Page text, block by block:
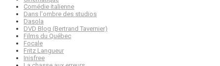
Comédie italienne
Dans l'ombre des studios
Dasola
DVD Blog (Bertrand Tavernier)
Films du Québec
Focale
Fritz Langueur
Inisfree